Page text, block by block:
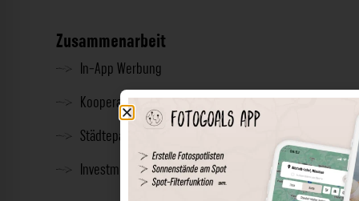
Zusammenarbeit
In-App Werbung
Kooperationen
Städtepartnerschaft
Investment & Presse